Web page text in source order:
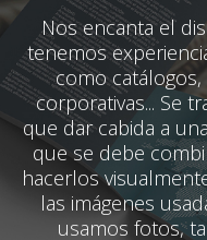
Nos encanta el
tenemos
como
corporativas... Se
que dar cabida a
que se debe
hacerlos
las imágenes
usamos fotos,